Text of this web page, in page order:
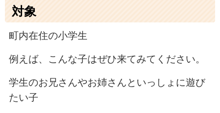
対象
町内在住の小学生
例えば、こんな子はぜひ来てみてください。
学生のお兄さんやお姉さんといっしょに遊び
たい子